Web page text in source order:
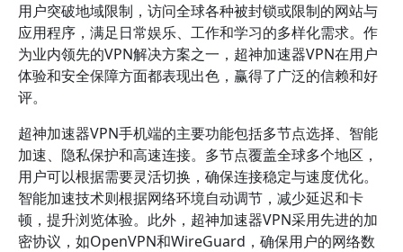
用户突破地域限制，访问全球各种被封锁或限制的网站与
应用程序，满足日常娱乐、工作和学习的多样化需求。作
为业内领先的VPN解决方案之一，超神加速器VPN在用户
体验和安全保障方面都表现出色，赢得了广泛的信赖和好
评。
超神加速器VPN手机端的主要功能包括多节点选择、智能
加速、隐私保护和高速连接。多节点覆盖全球多个地区，
用户可以根据需要灵活切换，确保连接稳定与速度优化。
智能加速技术则根据网络环境自动调节，减少延迟和卡
顿，提升浏览体验。此外，超神加速器VPN采用先进的加
密协议，如OpenVPN和WireGuard，确保用户的网络数